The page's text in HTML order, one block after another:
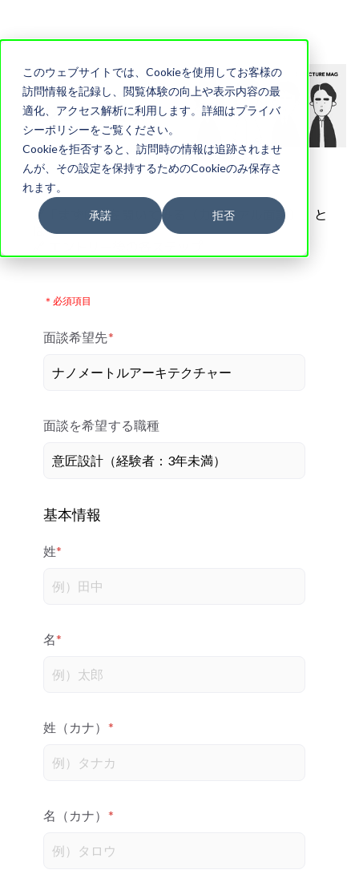
このウェブサイトでは、Cookieを使用してお客様の
訪問情報を記録し、閲覧体験の向上や表示内容の最
適化、アクセス解析に利用します。詳細はプライバ
シーポリシーをご覧ください。
Cookieを拒否すると、訪問時の情報は追跡されませ
んが、その設定を保持するためのCookieのみ保存さ
れます。
承諾 拒否
🔗「まずは話を聞いてみる（カジュアル面談）」と
は
＊必須項目
面談希望先*
面談を希望する職種
基本情報
姓*
名*
姓（カナ） *
名（カナ） *